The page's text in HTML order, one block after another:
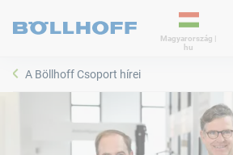
Magyarország |
hu
A Böllhoff Csoport hírei